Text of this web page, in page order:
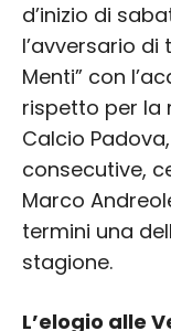
d’inizio di
l’avversario di
Menti” con
rispetto per la
Calcio
consecutive,
Marco
termini una
stagione.
L’elogio alle